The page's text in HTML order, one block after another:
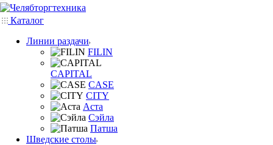
Каталог
Линии раздачи
FILIN
CAPITAL
CASE
CITY
Аста
Сэйла
Патша
Шведские столы